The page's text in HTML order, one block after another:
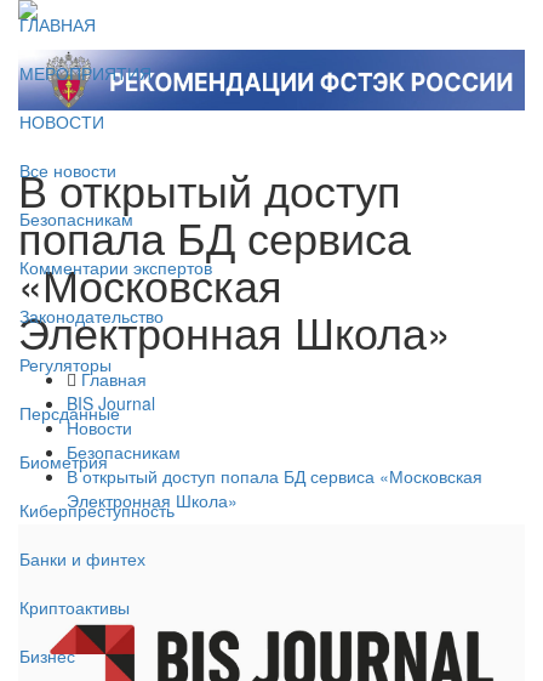
ГЛАВНАЯ
МЕРОПРИЯТИЯ
НОВОСТИ
Все новости
Безопасникам
Комментарии экспертов
Законодательство
Регуляторы
Персданные
Биометрия
Киберпреступность
Банки и финтех
Криптоактивы
Бизнес
В открытый доступ
попала БД сервиса
«Московская
Электронная Школа»
Главная
BIS Journal
Новости
Безопасникам
В открытый доступ попала БД сервиса «Московская
Электронная Школа»